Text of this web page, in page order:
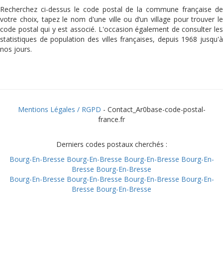
Recherchez ci-dessus le code postal de la commune française de
votre choix, tapez le nom d'une ville ou d’un village pour trouver le
code postal qui y est associé. L'occasion également de consulter les
statistiques de population des villes françaises, depuis 1968 jusqu'à
nos jours.
Mentions Légales / RGPD - Contact_Ar0base-code-postal-
france.fr
Derniers codes postaux cherchés :
Bourg-En-Bresse Bourg-En-Bresse Bourg-En-Bresse Bourg-En-
Bresse Bourg-En-Bresse
Bourg-En-Bresse Bourg-En-Bresse Bourg-En-Bresse Bourg-En-
Bresse Bourg-En-Bresse